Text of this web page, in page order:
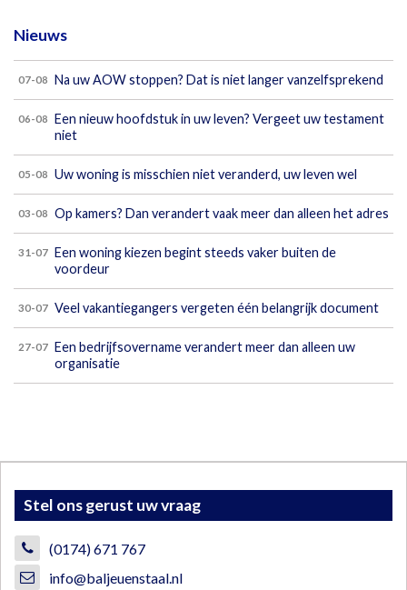
Nieuws
07-08 Na uw AOW stoppen? Dat is niet langer vanzelfsprekend
06-08
Een nieuw hoofdstuk in uw leven? Vergeet uw testament
niet
05-08 Uw woning is misschien niet veranderd, uw leven wel
03-08 Op kamers? Dan verandert vaak meer dan alleen het adres
31-07 Een woning kiezen begint steeds vaker buiten de
voordeur
30-07 Veel vakantiegangers vergeten één belangrijk document
27-07 Een bedrijfsovername verandert meer dan alleen uw
organisatie
Stel ons gerust uw vraag
(0174) 671 767
info@baljeuenstaal.nl